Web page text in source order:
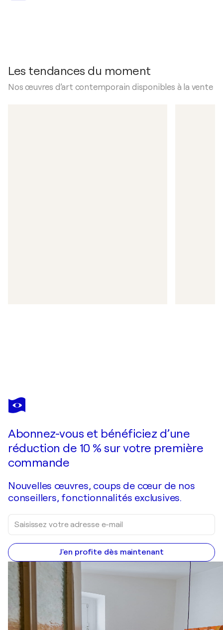
Les tendances du moment
Nos œuvres d’art contemporain disponibles à la vente
Abonnez-vous et bénéficiez d’une
réduction de 10 % sur votre première
commande
Nouvelles œuvres, coups de cœur de nos
conseillers, fonctionnalités exclusives.
J'en profite dès maintenant